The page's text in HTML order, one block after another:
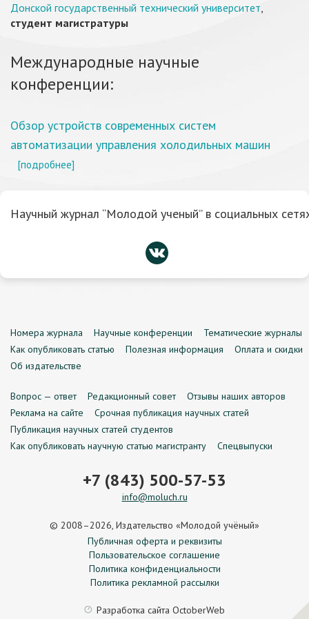
Донской государственный технический университет,
студент магистратуры
Международные научные
конференции:
Обзор устройств современных систем
автоматизации управления холодильных машин
[подробнее]
Научный журнал “Молодой ученый” в социальных
Номера журнала Научные конференции
Тематические журналы
Как опубликовать статью
Полезная информация
Оплата и скидки
Об издательстве
Вопрос — ответ Редакционный совет
Отзывы наших авторов
Реклама на сайте
Срочная публикация научных статей
Публикация научных статей студентов
Как опубликовать научную статью магистранту
Спецвыпуски
+7 (843) 500-57-53
info@moluch.ru
© 2008–2026, Издательство «Молодой учёный»
Публичная оферта и реквизиты
Пользовательское соглашение
Политика конфиденциальности
Политика рекламной рассылки
Разработка сайта OctoberWeb